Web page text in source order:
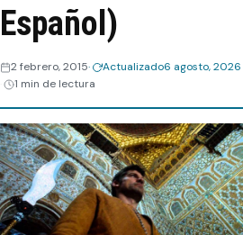
Webisodios
Español)
2 febrero, 2015 Actualizado6 agosto, 2026
1 min de lectura